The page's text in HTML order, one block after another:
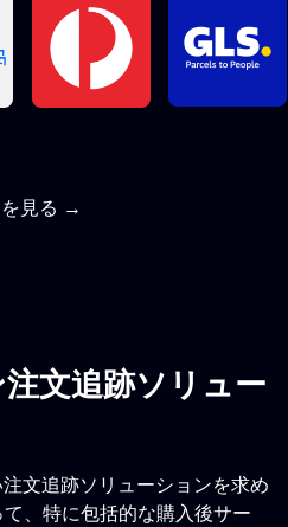
見る →
文追跡ソリュー
文追跡ソリューションを求め
、特に包括的な購入後サー